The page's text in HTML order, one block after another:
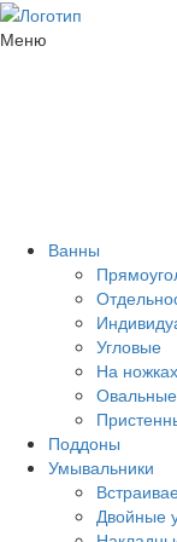
Меню
Ванны
Угловые
На ножках
Овальные
Поддоны
Умывальники
Двойные